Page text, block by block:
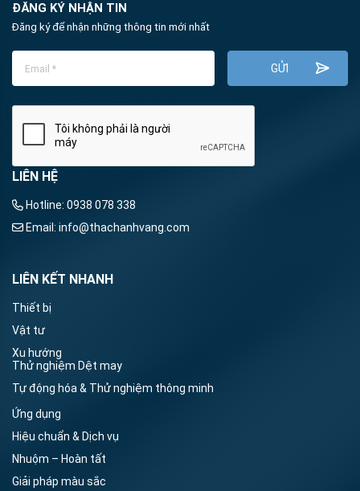
ĐĂNG KÝ NHẬN TIN
Đăng ký để nhận những thông tin mới nhất
LIÊN HỆ
Hotline: 0938 078 338
Email: info@thachanhvang.com
LIÊN KẾT NHANH
Thiết bị
Vật tư
Xu hướng
Thử nghiệm Dệt may
Tự động hóa & Thử nghiệm thông minh
Ứng dụng
Hiệu chuẩn & Dịch vụ
Nhuộm – Hoàn tất
Giải pháp màu sắc